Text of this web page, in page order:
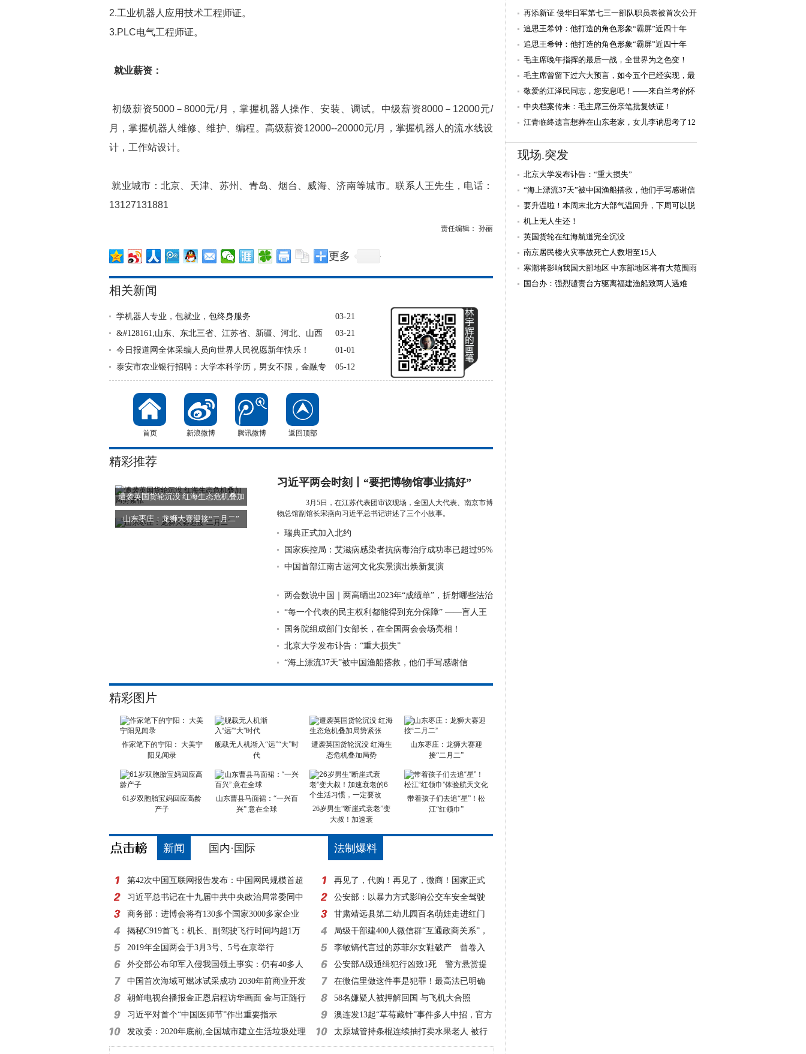
2.工业机器人应用技术工程师证。
3.PLC电气工程师证。
就业薪资：
初级薪资5000－8000元/月，掌握机器人操作、安装、调试。中级薪资8000－12000元/
月，掌握机器人维修、维护、编程。高级薪资12000--20000元/月，掌握机器人的流水线设
计，工作站设计。
就业城市：北京、天津、苏州、青岛、烟台、威海、济南等城市。联系人王先生，电话：
13127131881
责任编辑： 孙丽
更多
相关新闻
03-21
学机器人专业，包就业，包终身服务
03-21
&#128161;山东、东北三省、江苏省、新疆、河北、山西
01-01
今日报道网全体采编人员向世界人民祝愿新年快乐！
05-12
泰安市农业银行招聘：大学本科学历，男女不限，金融专
首页 新浪微博 腾讯微博 返回顶部
精彩推荐
遭袭英国货轮沉没 红海生态危机叠加
局势
山东枣庄：龙狮大赛迎接“二月二”
习近平两会时刻丨“要把博物馆事业搞好”
3月5日，在江苏代表团审议现场，全国人大代表、南京市博
物总馆副馆长宋燕向习近平总书记讲述了三个小故事。
瑞典正式加入北约
国家疾控局：艾滋病感染者抗病毒治疗成功率已超过95%
中国首部江南古运河文化实景演出焕新复演
两会数说中国｜两高晒出2023年“成绩单”，折射哪些法治
进步？
“每一个代表的民主权利都能得到充分保障” ——盲人王
永澄代表
国务院组成部门女部长，在全国两会会场亮相！
北京大学发布讣告：“重大损失”
“海上漂流37天”被中国渔船搭救，他们手写感谢信
精彩图片
作家笔下的宁阳： 大美宁
阳见闻录
舰载无人机渐入“远”“大”时
代
遭袭英国货轮沉没 红海生
态危机叠加局势
山东枣庄：龙狮大赛迎
接“二月二”
61岁双胞胎宝妈回应高龄
产子
山东曹县马面裙：“一兴百
兴” 意在全球
26岁男生“断崖式衰老”变
大叔！加速衰
带着孩子们去追“星”！松
江“红领巾”
新闻 国内·国际
第42次中国互联网报告发布：中国网民规模首超
8亿
习近平总书记在十九届中共中央政治局常委同中
外记者见面时的讲
商务部：进博会将有130多个国家3000多家企业
参展
揭秘C919首飞：机长、副驾驶飞行时间均超1万
小时
2019年全国两会于3月3号、5号在京举行
外交部公布印军入侵我国领土事实：仍有40多人
滞留
中国首次海域可燃冰试采成功 2030年前商业开发
朝鲜电视台播报金正恩启程访华画面 金与正随行
习近平对首个“中国医师节”作出重要指示
发改委：2020年底前,全国城市建立生活垃圾处理
收费制度
法制爆料
再见了，代购！再见了，微商！国家正式
出手，1月1日起实施！
公安部：以暴力方式影响公交车安全驾驶
一律立案侦查
甘肃靖远县第二幼儿园百名萌娃走进红门
零距离体验消防
局级干部建400人微信群“互通政商关系”，
该查！
李敏镐代言过的苏菲尔女鞋破产 曾卷入
超50起诉讼
公安部A级通缉犯行凶致1死 警方悬赏提
高至20万元！
在微信里做这件事是犯罪！最高法已明确
58名嫌疑人被押解回国 与飞机大合照
澳连发13起“草莓藏针”事件多人中招，官方
建议：切碎再吃
太原城管持条棍连续抽打卖水果老人 被行
拘10日
再添新证 侵华日军第七三一部队职员表被首次公开
追思王希钟：他打造的角色形象“霸屏”近四十年
追思王希钟：他打造的角色形象“霸屏”近四十年
毛主席晚年指挥的最后一战，全世界为之色变！
毛主席曾留下过六大预言，如今五个已经实现，最
后一个还会远吗
敬爱的江泽民同志，您安息吧！——来自兰考的怀
念和报告
中央档案传来：毛主席三份亲笔批复铁证！
江青临终遗言想葬在山东老家，女儿李讷思考了12
现场.突发
北京大学发布讣告：“重大损失”
“海上漂流37天”被中国渔船搭救，他们手写感谢信
要升温啦！本周末北方大部气温回升，下周可以脱
冬衣了
机上无人生还！
英国货轮在红海航道完全沉没
南京居民楼火灾事故死亡人数增至15人
寒潮将影响我国大部地区 中东部地区将有大范围雨
雪冰冻天气
国台办：强烈谴责台方驱离福建渔船致两人遇难